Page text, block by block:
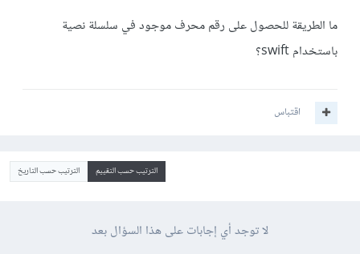
ما الطريقة للحصول على رقم محرف موجود في سلسلة نصية
باستخدام swift؟
اقتباس
الترتيب حسب التقييم الترتيب حسب التاريخ
لا توجد أي إجابات على هذا السؤال بعد